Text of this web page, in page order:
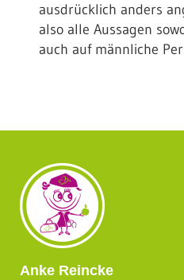
ausdrücklich anders
also alle Aussagen
auch auf männliche
Anke Reincke